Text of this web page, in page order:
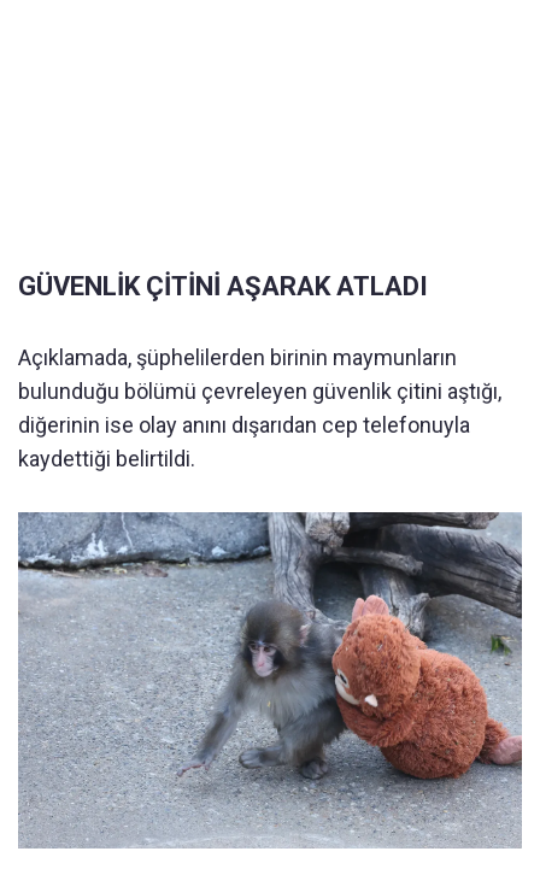
GÜVENLİK ÇİTİNİ AŞARAK ATLADI
Açıklamada, şüphelilerden birinin maymunların
bulunduğu bölümü çevreleyen güvenlik çitini aştığı,
diğerinin ise olay anını dışarıdan cep telefonuyla
kaydettiği belirtildi.